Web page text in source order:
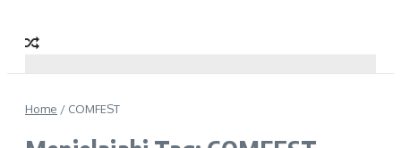
Home / COMFEST